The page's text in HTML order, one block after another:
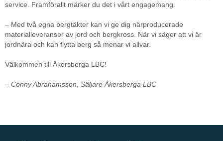
service. Framförallt märker du det i vårt engagemang.
– Med två egna bergtäkter kan vi ge dig närproducerade
materialleveranser av jord och bergkross. När vi säger att vi är
jordnära och kan flytta berg så menar vi allvar.
Välkommen till Åkersberga LBC!
– Conny Abrahamsson, Säljare Åkersberga LBC